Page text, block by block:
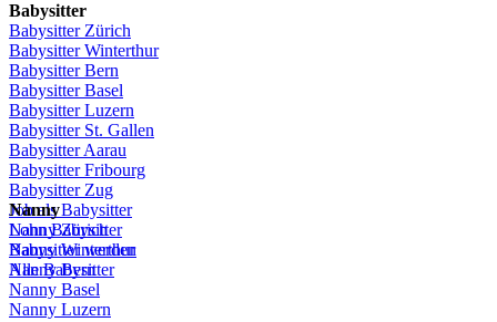
Babysitter
Babysitter Zürich
Babysitter Winterthur
Babysitter Bern
Babysitter Basel
BabysitterLuzern
Babysitter St. Gallen
BabysitterAarau
BabysitterFribourg
Babysitter Zug
JobalsBabysitter
LohnBabysitter
Babysitterwerden
Alle Babysitter
Nanny
NannyZürich
Nanny Winterthur
Nanny Bern
Nanny Basel
Nanny Luzern